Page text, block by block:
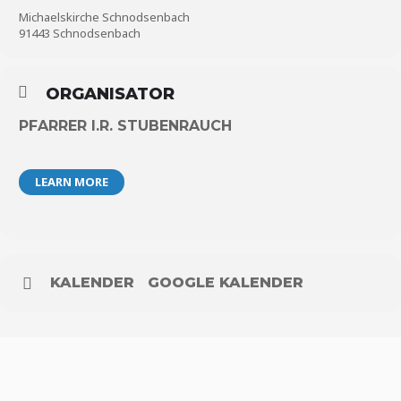
Michaelskirche Schnodsenbach
91443 Schnodsenbach
ORGANISATOR
PFARRER I.R. STUBENRAUCH
LEARN MORE
KALENDER GOOGLE KALENDER